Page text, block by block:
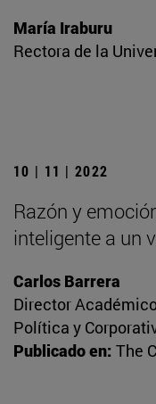
María Iraburu
Rectora de la
10 | 11 | 2022
Razón y
inteligente a un
Carlos Barrera
Director
Política y
Publicado en: The